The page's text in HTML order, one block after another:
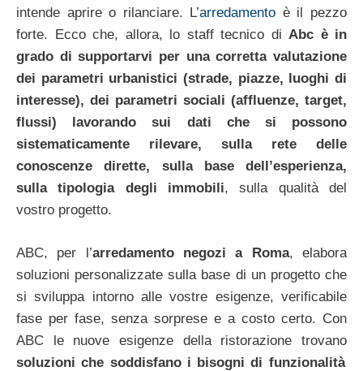
intende aprire o rilanciare. L’arredamento è il pezzo
forte.
Ecco che, allora, lo staff tecnico di Abc è in
grado di supportarvi per una corretta valutazione
dei parametri urbanistici (strade, piazze, luoghi di
interesse), dei parametri sociali (affluenze, target,
flussi) lavorando sui dati che si possono
sistematicamente rilevare, sulla rete delle
conoscenze dirette, sulla base dell’esperienza,
sulla tipologia degli immobili, sulla qualità del
vostro progetto.
ABC, per l’arredamento negozi a Roma, elabora
soluzioni personalizzate sulla base di un progetto che
si sviluppa intorno alle vostre esigenze, verificabile
fase per fase, senza sorprese e a costo certo. Con
ABC le nuove esigenze della ristorazione trovano
soluzioni che soddisfano i bisogni di funzionalità